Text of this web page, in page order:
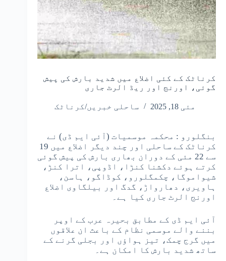
کرناٹک کے کئی اضلاع میں شدید بارش کی پیش
گوئی، اورنج اور ریڈ الرٹ جاری
مئی 18, 2025 ساحلی خبریں/کرناٹک
بنگلورو : محکمہ موسمیات (آئی ایم ڈی) نے
کرناٹک کے ساحلی اور چند دیگر اضلاع میں 19
سے 22 مئی کے دوران بھاری بارش کی پیش گوئی
کرتے ہوئے دکشنا کنڑا، اڈوپی، اترا کنڑ،
شیواموگا، چکمگلورو، کوڈاگو، ہاسن،
ہاویری، دھارواڑ، گدگ اور بیلگاوی اضلاع
اورنج الرٹ جاری کیا ہے۔
آئی ایم ڈی کے مطابق بحیرہ عرب کے اوپر
بننے والے موسمی نظام کے باعث ان علاقوں
میں گرج چمک، تیز ہواؤں اور بجلی گرنے کے
ساتھ شدید بارش کا امکان ہے۔